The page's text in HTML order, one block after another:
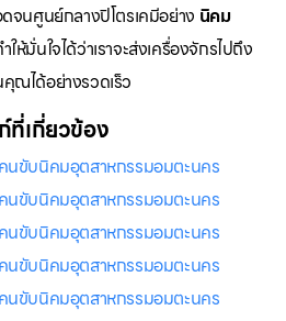
จนศูนย์กลางปิโตรเคมีอย่าง นิคม
ให้มั่นใจได้ว่าเราจะส่งเครื่องจักรไปถึง
ณได้อย่างรวดเร็ว
ที่เกี่ยวข้อง
นขับนิคมอุตสาหกรรมอมตะนคร
นขับนิคมอุตสาหกรรมอมตะนคร
นขับนิคมอุตสาหกรรมอมตะนคร
นขับนิคมอุตสาหกรรมอมตะนคร
นขับนิคมอุตสาหกรรมอมตะนคร